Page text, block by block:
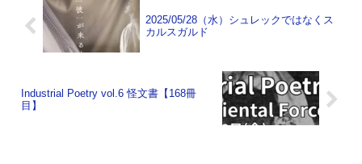
2025/05/28（水）シュレックではなくス
カルスガルド
Industrial Poetry vol.6 怪文書【168冊
目】